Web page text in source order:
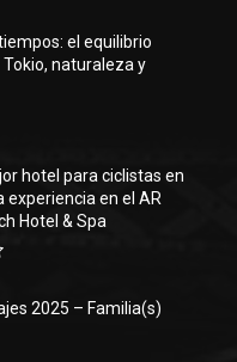
el equilibrio
naturaleza y
hotel para ciclistas en
experiencia en el AR
Hotel & Spa
2025 – Familia(s)